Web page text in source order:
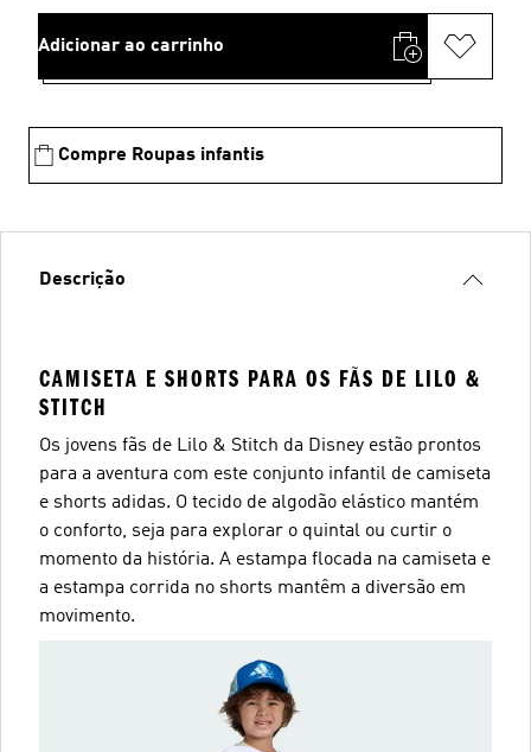
Adicionar ao carrinho
Compre Roupas infantis
Descrição
CAMISETA E SHORTS PARA OS FÃS DE LILO &
STITCH
Os jovens fãs de Lilo & Stitch da Disney estão prontos
para a aventura com este conjunto infantil de camiseta
e shorts adidas. O tecido de algodão elástico mantém
o conforto, seja para explorar o quintal ou curtir o
momento da história. A estampa flocada na camiseta e
a estampa corrida no shorts mantêm a diversão em
movimento.